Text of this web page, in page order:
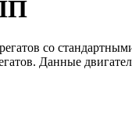
со
Данные